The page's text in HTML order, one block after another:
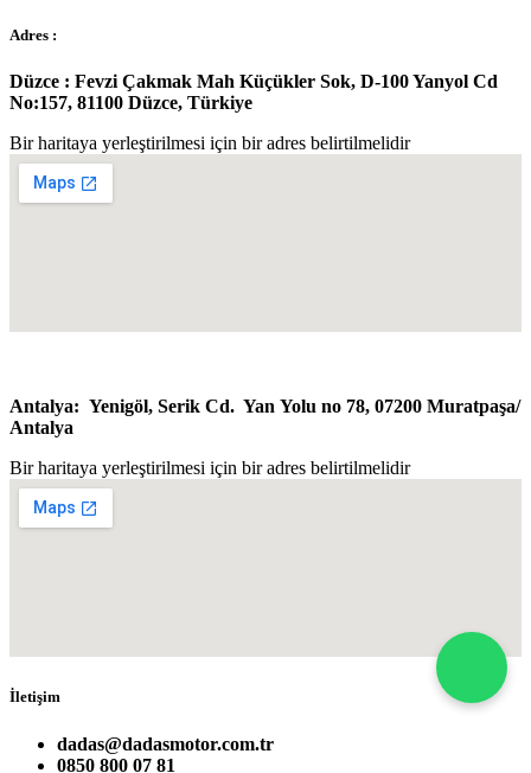
Adres :
Düzce : Fevzi Çakmak Mah Küçükler Sok, D-100 Yanyol Cd
No:157, 81100 Düzce, Türkiye
Bir haritaya yerleştirilmesi için bir adres belirtilmelidir
Antalya: Yenigöl, Serik Cd. Yan Yolu no 78, 07200 Muratpaşa/​
Antalya
Bir haritaya yerleştirilmesi için bir adres belirtilmelidir
İletişim
dadas@dadasmotor.com.tr
0850 800 07 81